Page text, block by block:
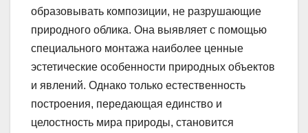
образовывать композиции, не разрушающие
природного облика. Она выявляет с помощью
специального монтажа наиболее ценные
эстетические особенности природных объектов
и явлений. Однако только естественность
построения, передающая единство и
целостность мира природы, становится